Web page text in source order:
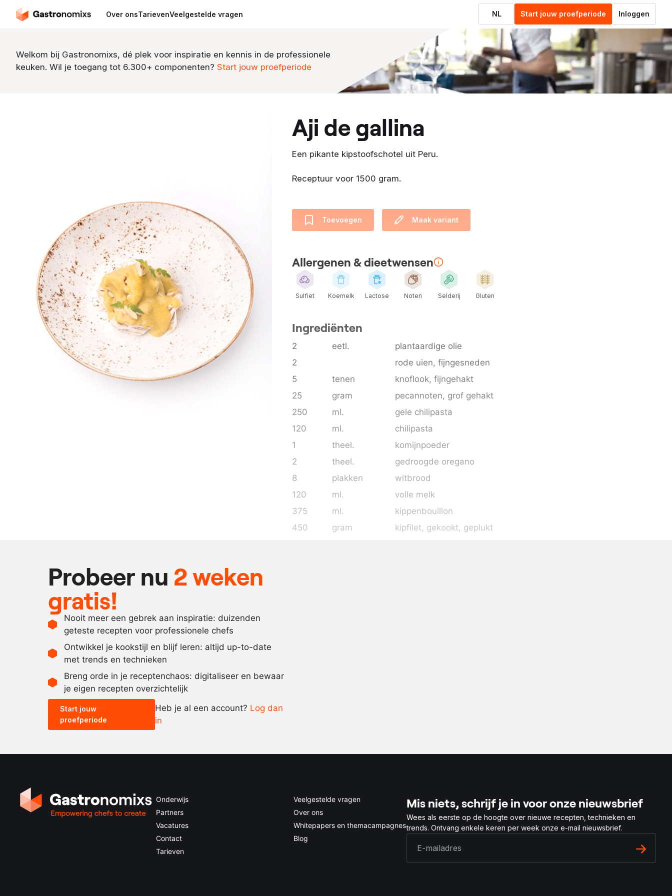
Over onsTarievenVeelgestelde vragen NL Start jouw proefperiode Inloggen
Welkom bij Gastronomixs, dé plek voor inspiratie en kennis in de professionele
keuken. Wil je toegang tot 6.300+ componenten? Start jouw proefperiode
aji de gallina
Een pikante kipstoofschotel uit Peru.
Receptuur voor 1500 gram.
Toevoegen Maak variant
Allergenen & dieetwensen
Sulfiet Koemelk Lactose Noten Selderij Gluten
Ingrediënten
2 eetl.
plantaardige olie
2
rode uien, fijngesneden
5
tenen knoflook, fijngehakt
25
gram pecannoten, grof gehakt
250
ml.
gele chilipasta
120
ml.
chilipasta
1
theel.
komijnpoeder
2
theel.
gedroogde oregano
8
plakken
witbrood
120
ml.
volle melk
375
ml.
kippenbouillon
450
gram
kipfilet, gekookt, geplukt
Probeer nu 2 weken
gratis!
Nooit meer een gebrek aan inspiratie: duizenden
geteste recepten voor professionele chefs
Ontwikkel je kookstijl en blijf leren: altijd up-to-date
met trends en technieken
Breng orde in je receptenchaos: digitaliseer en bewaar
je eigen recepten overzichtelijk
Start jouw
proefperiode
Heb je al een account? Log dan
in
Onderwijs
Partners
Vacatures
Contact
Tarieven
Veelgestelde vragen
Over ons
Whitepapers en themacampagnes
Blog
Mis niets, schrijf je in voor onze nieuwsbrief
Wees als eerste op de hoogte over nieuwe recepten, technieken en
trends. Ontvang enkele keren per week onze e-mail nieuwsbrief.